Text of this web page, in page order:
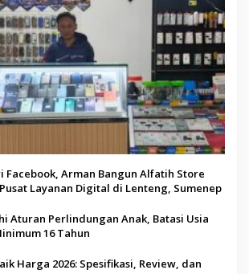
Facebook, Arman Bangun Alfatih Store
Layanan Digital di Lenteng, Sumenep
Aturan Perlindungan Anak, Batasi Usia
16 Tahun
Harga 2026: Spesifikasi, Review, dan